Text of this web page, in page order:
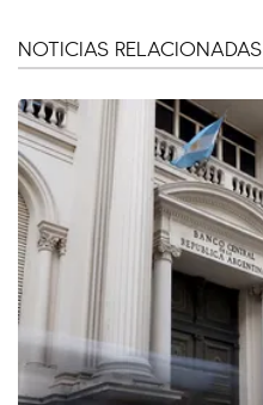
NOTICIAS RELACIONADAS